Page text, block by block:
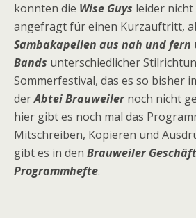
konnten die Wise Guys leider
angefragt für einen Kurzauftritt,
Sambakapellen aus nah und fern
Bands unterschiedlicher
Sommerfestival, das es so bisher
derAbtei Brauweilernoch nicht
hier gibt es noch mal das
Mitschreiben, Kopieren und
gibt es in den Brauweiler
Programmhefte.